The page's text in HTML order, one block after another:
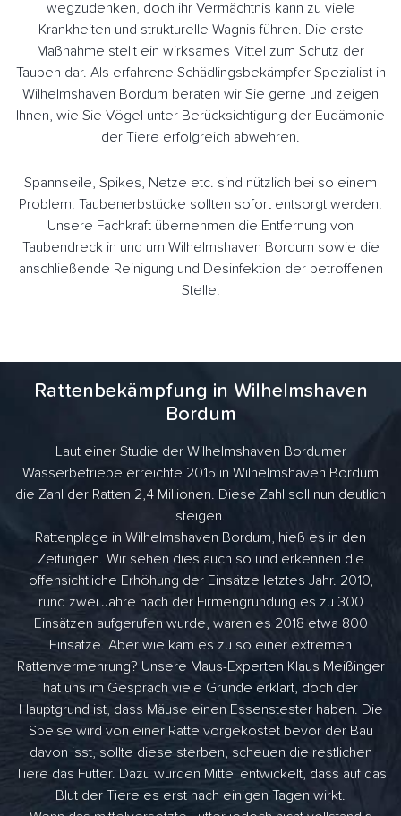
wegzudenken, doch ihr Vermächtnis kann zu viele
Krankheiten und strukturelle Wagnis führen. Die erste
Maßnahme stellt ein wirksames Mittel zum Schutz der
Tauben dar. Als erfahrene Schädlingsbekämpfer Spezialist in
Wilhelmshaven Bordum beraten wir Sie gerne und zeigen
Ihnen, wie Sie Vögel unter Berücksichtigung der Eudämonie
der Tiere erfolgreich abwehren.
Spannseile, Spikes, Netze etc. sind nützlich bei so einem
Problem. Taubenerbstücke sollten sofort entsorgt werden.
Unsere Fachkraft übernehmen die Entfernung von
Taubendreck in und um Wilhelmshaven Bordum sowie die
anschließende Reinigung und Desinfektion der betroffenen
Stelle.
Rattenbekämpfung in Wilhelmshaven
Bordum
Laut einer Studie der Wilhelmshaven Bordumer
Wasserbetriebe erreichte 2015 in Wilhelmshaven Bordum
die Zahl der Ratten 2,4 Millionen. Diese Zahl soll nun deutlich
steigen.
Rattenplage in Wilhelmshaven Bordum, hieß es in den
Zeitungen. Wir sehen dies auch so und erkennen die
offensichtliche Erhöhung der Einsätze letztes Jahr. 2010,
rund zwei Jahre nach der Firmengründung es zu 300
Einsätzen aufgerufen wurde, waren es 2018 etwa 800
Einsätze. Aber wie kam es zu so einer extremen
Rattenvermehrung? Unsere Maus-Experten Klaus Meißinger
hat uns im Gespräch viele Gründe erklärt, doch der
Hauptgrund ist, dass Mäuse einen Essenstester haben. Die
Speise wird von einer Ratte vorgekostet bevor der Bau
davon isst, sollte diese sterben, scheuen die restlichen
Tiere das Futter. Dazu wurden Mittel entwickelt, dass auf das
Blut der Tiere es erst nach einigen Tagen wirkt.